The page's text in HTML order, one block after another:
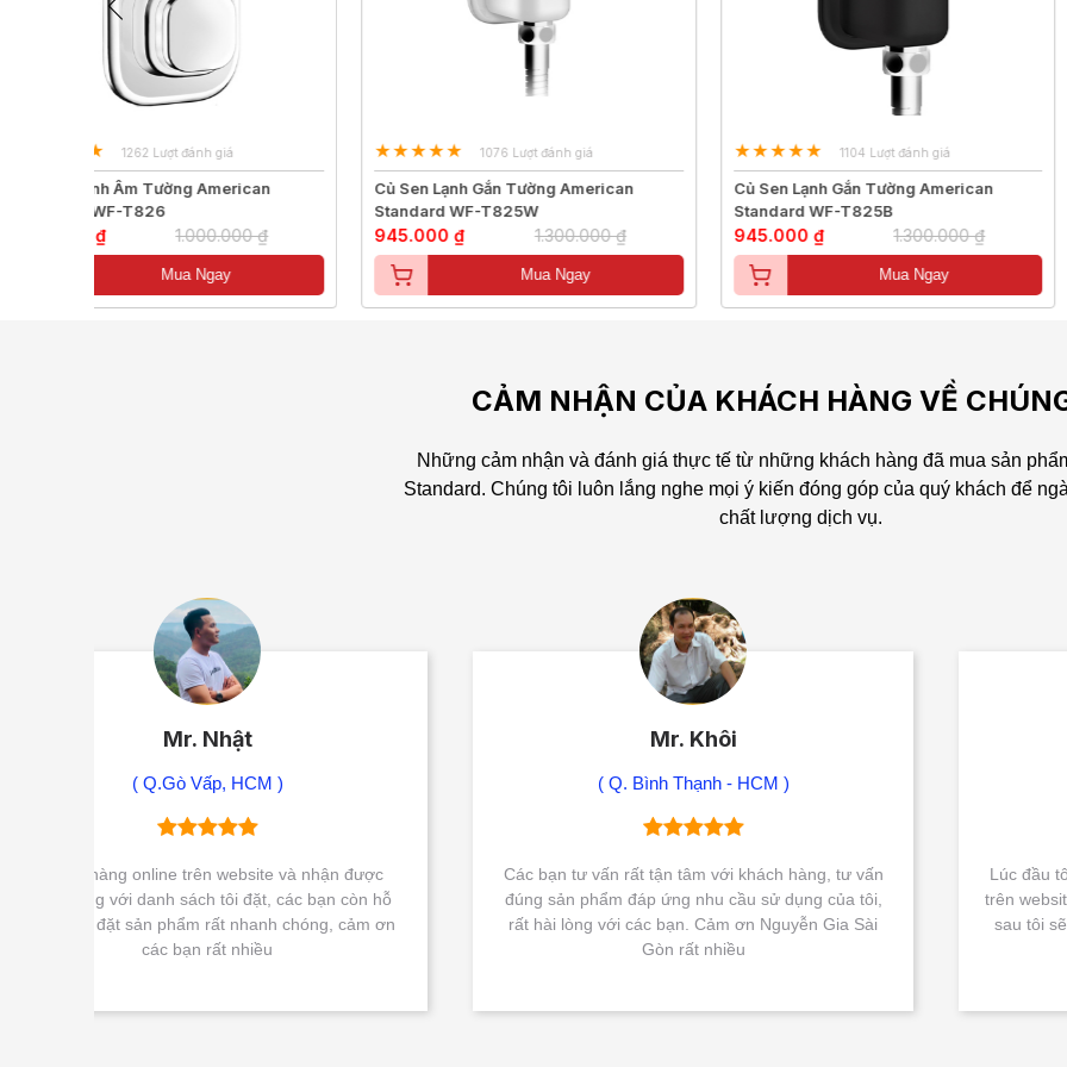
Củ Sen Lạnh Gắn Tường American
Standard WF-T825W
945.000 ₫ 1.300.000 ₫
Củ Sen Lạnh Gắn Tường American
Standard WF-T825B
945.000 ₫ 1.300.000 ₫
Củ Sen Lạnh Gắn Tường
Standard WF-T825
697.000 ₫
CẢM NHẬN CỦA KHÁCH HÀNG VỀ
Những cảm nhận và đánh giá thực tế từ những khách hàng đã mua sản
Standard. Chúng tôi luôn lắng nghe mọi ý kiến đóng góp của quý khách để
chất lượng dịch vụ.
( Q. Bình Thạnh - HCM )
Các bạn tư vấn rất tận tâm với khách hàng, tư vấn
đúng sản phẩm đáp ứng nhu cầu sử dụng của tôi,
rất hài lòng với các bạn. Cảm ơn Nguyễn Gia Sài
( Tây Ninh )
Lúc đầu tôi còn phân vân, nhưng sau khi đặt hàng
trên website và nhận được hàng tôi rất hài lòng, lần
sau tôi sẽ tiếp tục liên hệ với các bạn để đặt mua
sản phẩm thiết bị vệ sinh.